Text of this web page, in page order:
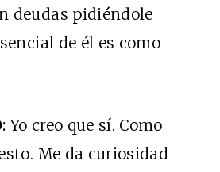
deudas pidiéndole
de él es como
Yo creo que sí. Como
Me da curiosidad